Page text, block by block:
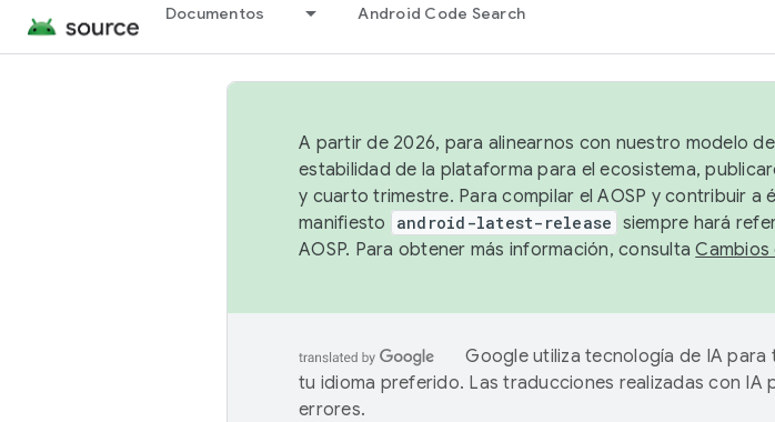
Documentos Android Code Search
A partir de 2026, para alinearnos con nuestro modelo
estabilidad de la plataforma para el ecosistema,
y cuarto trimestre. Para compilar el AOSP y contribuir a
manifiesto
android-latest-release siempre hará
AOSP. Para obtener más información, consultaCambios
Google utiliza tecnología de IA
tu idioma preferido. Las traducciones realizadas con IA
errores.